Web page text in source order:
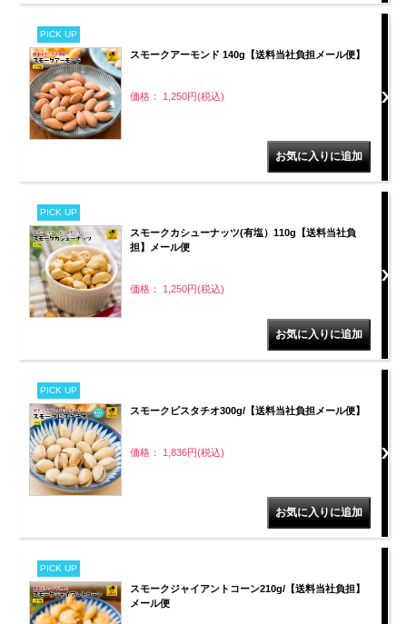
PICK UP
スモークアーモンド 140g【送料当社負担メール便】
価格： 1,250円(税込)
PICK UP
スモークカシューナッツ(有塩）110g【送料当社負
担】メール便
価格： 1,250円(税込)
PICK UP
スモークピスタチオ300g/【送料当社負担メール便】
価格： 1,836円(税込)
PICK UP
スモークジャイアントコーン210g/【送料当社負担】
メール便